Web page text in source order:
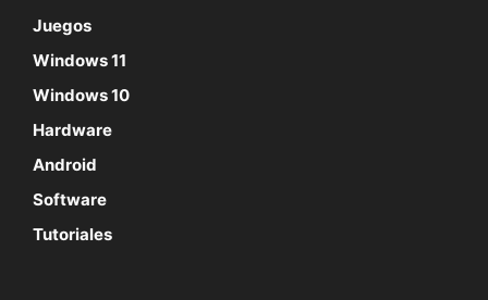
Juegos
Windows 11
Windows 10
Hardware
Android
Software
Tutoriales